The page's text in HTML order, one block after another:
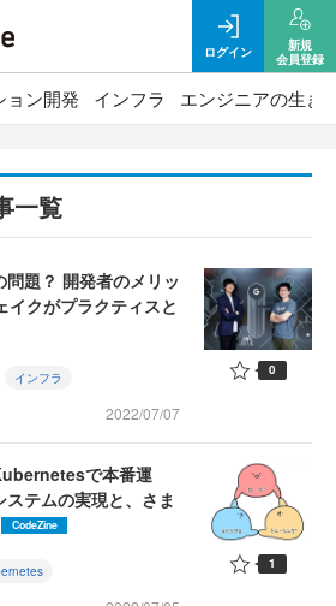
ログイン
新規
会員登録
ョン開発 インフラ エンジニアの生き
一覧
題？ 開発者のメリッ
イクがプラクティスと
インフラ
2022/07/07
0
で本番運
テムの実現と、さま
CodeZine
1